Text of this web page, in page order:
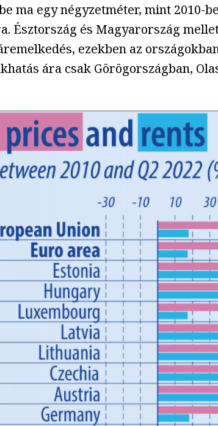
ma egy négyzetméter, mint 2010-
Észtország és Magyarország
ezekben az
ára csak Görögországban,